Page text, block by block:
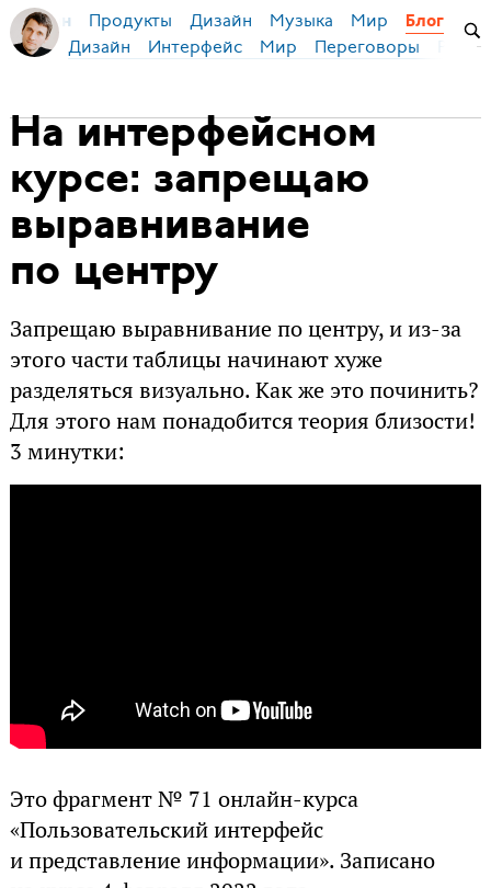
Бирман Продукты Дизайн Музыка Мир Блог
Дизайн Интерфейс Мир Переговоры
На интерфейсном
курсе: запрещаю
выравнивание
по центру
Запрещаю выравнивание по центру, и из-за
этого части таблицы начинают хуже
разделяться визуально. Как же это починить?
Для этого нам понадобится теория близости!
3 минутки:
Это фрагмент № 71 онлайн-курса
«Пользовательский интерфейс
и представление информации». Записано